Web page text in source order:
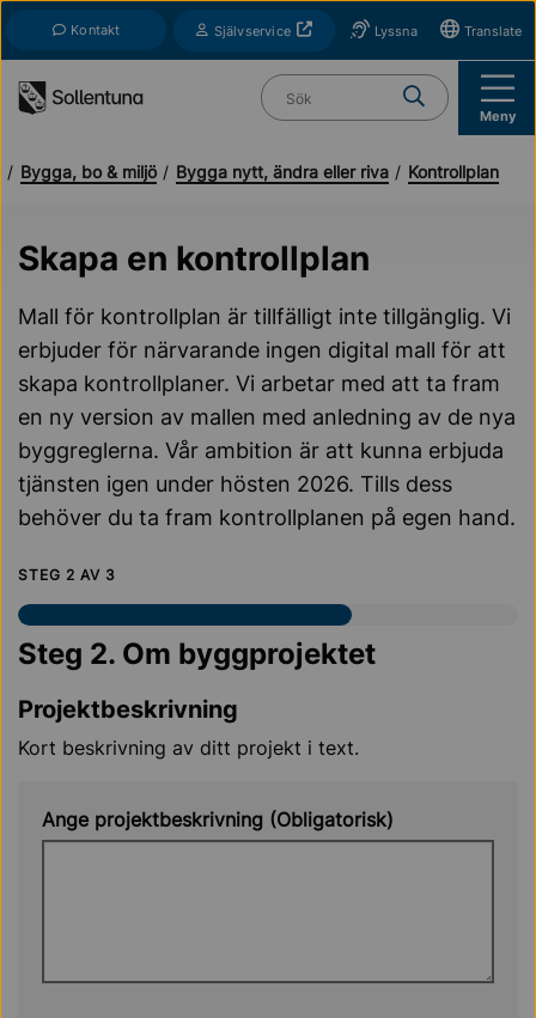
Kontakt SjälvserviceÖppnas i nytt fönsterLyssna Translate
Vad söker du?
Meny
Bygga, bo & miljö Bygga nytt, ändra eller riva Kontrollplan
Skapa en kontrollplan
Mall för kontrollplan är tillfälligt inte tillgänglig. Vi
erbjuder för närvarande ingen digital mall för att
skapa kontrollplaner. Vi arbetar med att ta fram
en ny version av mallen med anledning av de nya
byggreglerna. Vår ambition är att kunna erbjuda
tjänsten igen under hösten 2026. Tills dess
behöver du ta fram kontrollplanen på egen hand.
STEG 2 AV 3
Steg 2. Om byggprojektet
Projektbeskrivning
Kort beskrivning av ditt projekt i text.
Ange projektbeskrivning (Obligatorisk)